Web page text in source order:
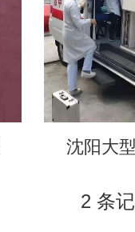
沈阳大
2 条